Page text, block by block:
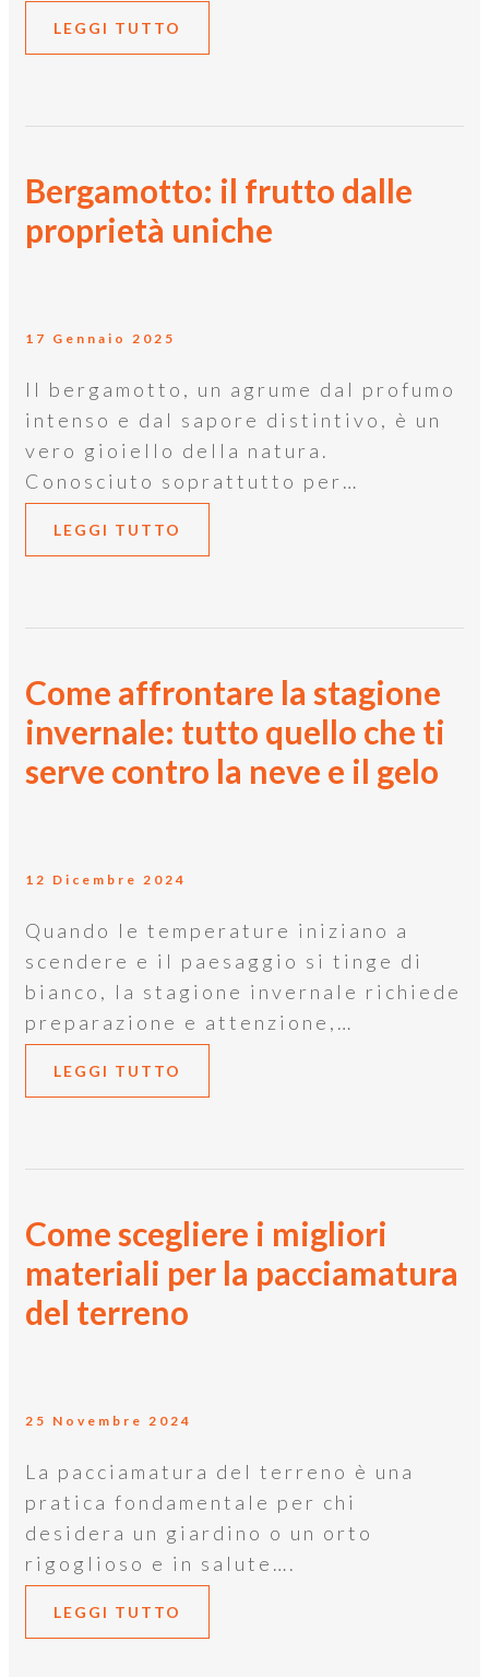
LEGGI TUTTO
Bergamotto: il frutto dalle
proprietà uniche
17 Gennaio 2025
Il bergamotto, un agrume dal profumo
intenso e dal sapore distintivo, è un
vero gioiello della natura.
Conosciuto soprattutto per…
LEGGI TUTTO
Come affrontare la stagione
invernale: tutto quello che ti
serve contro la neve e il gelo
12 Dicembre 2024
Quando le temperature iniziano a
scendere e il paesaggio si tinge di
bianco, la stagione invernale richiede
preparazione e attenzione,…
LEGGI TUTTO
Come scegliere i migliori
materiali per la pacciamatura
del terreno
25 Novembre 2024
La pacciamatura del terreno è una
pratica fondamentale per chi
desidera un giardino o un orto
rigoglioso e in salute….
LEGGI TUTTO